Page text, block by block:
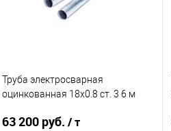
Труба электросварная
оцинкованная 18х0.8 ст. 3 6 м
63 200 руб. / т